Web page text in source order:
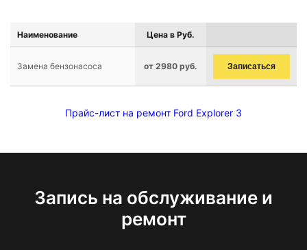
Наименование Цена в Руб.
Замена бензонасоса от 2980 руб. Записаться
Прайс-лист на ремонт Ford Explorer 3
Запись на обслуживание и
ремонт